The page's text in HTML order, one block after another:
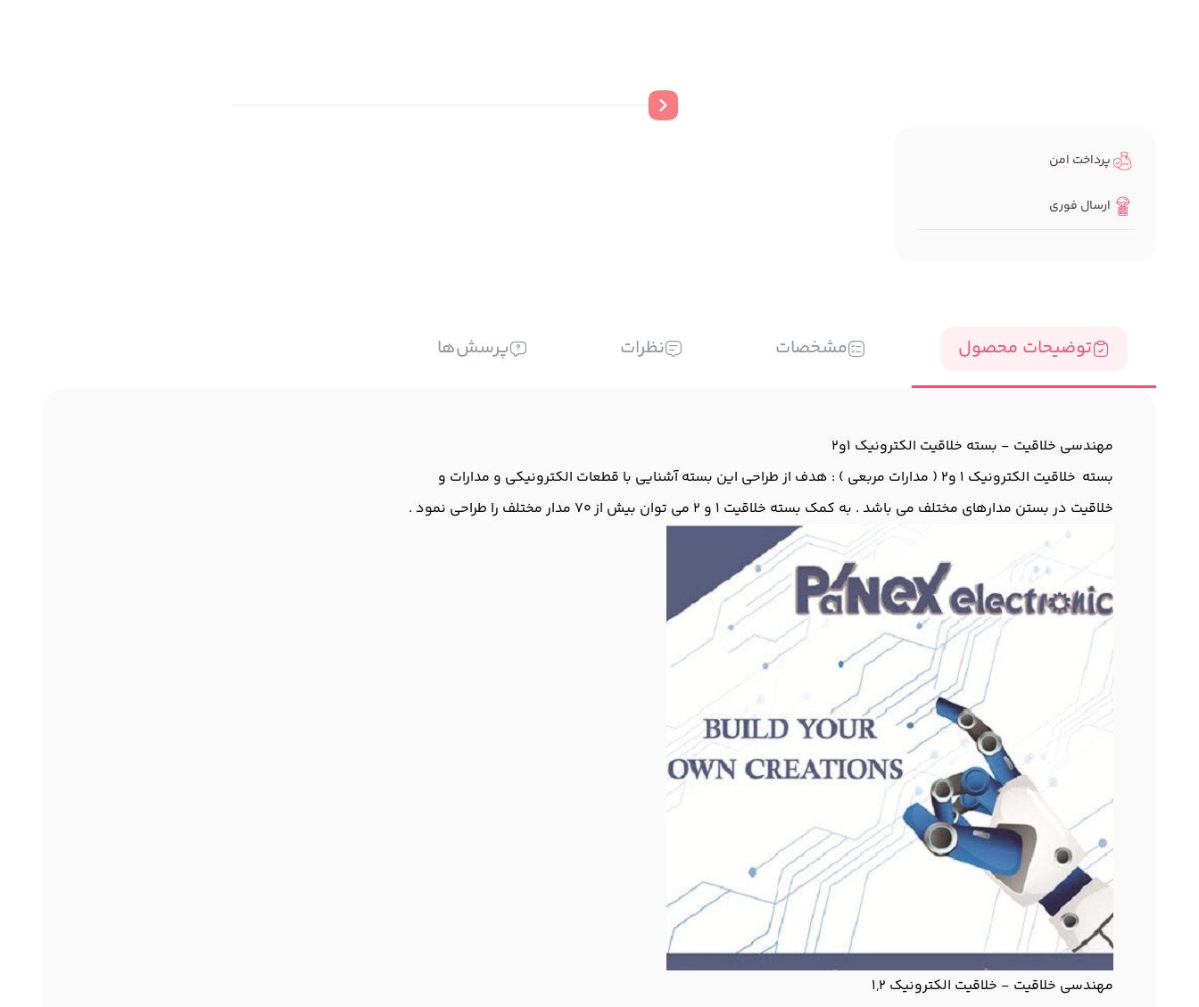
پرداخت امن
ارسال فوری
توضیحات محصول مشخصات نظرات پرسش‌ها
مهندسی خلاقیت - بسته خلاقیت الکترونیک 1و2
بسته خلاقیت الکترونیک 1 و2 ( مدارات مربعی ) :
هدف از طراحی این بسته آشنایی با قطعات الکترونیکی و مدارات و
خلاقیت در بستن مدارهای مختلف می باشد . به کمک بسته خلاقیت 1 و 2 می توان بیش از 70 مدار مختلف را طراحی نمود .
مهندسی خلاقیت - خلاقیت الکترونیک 1,2